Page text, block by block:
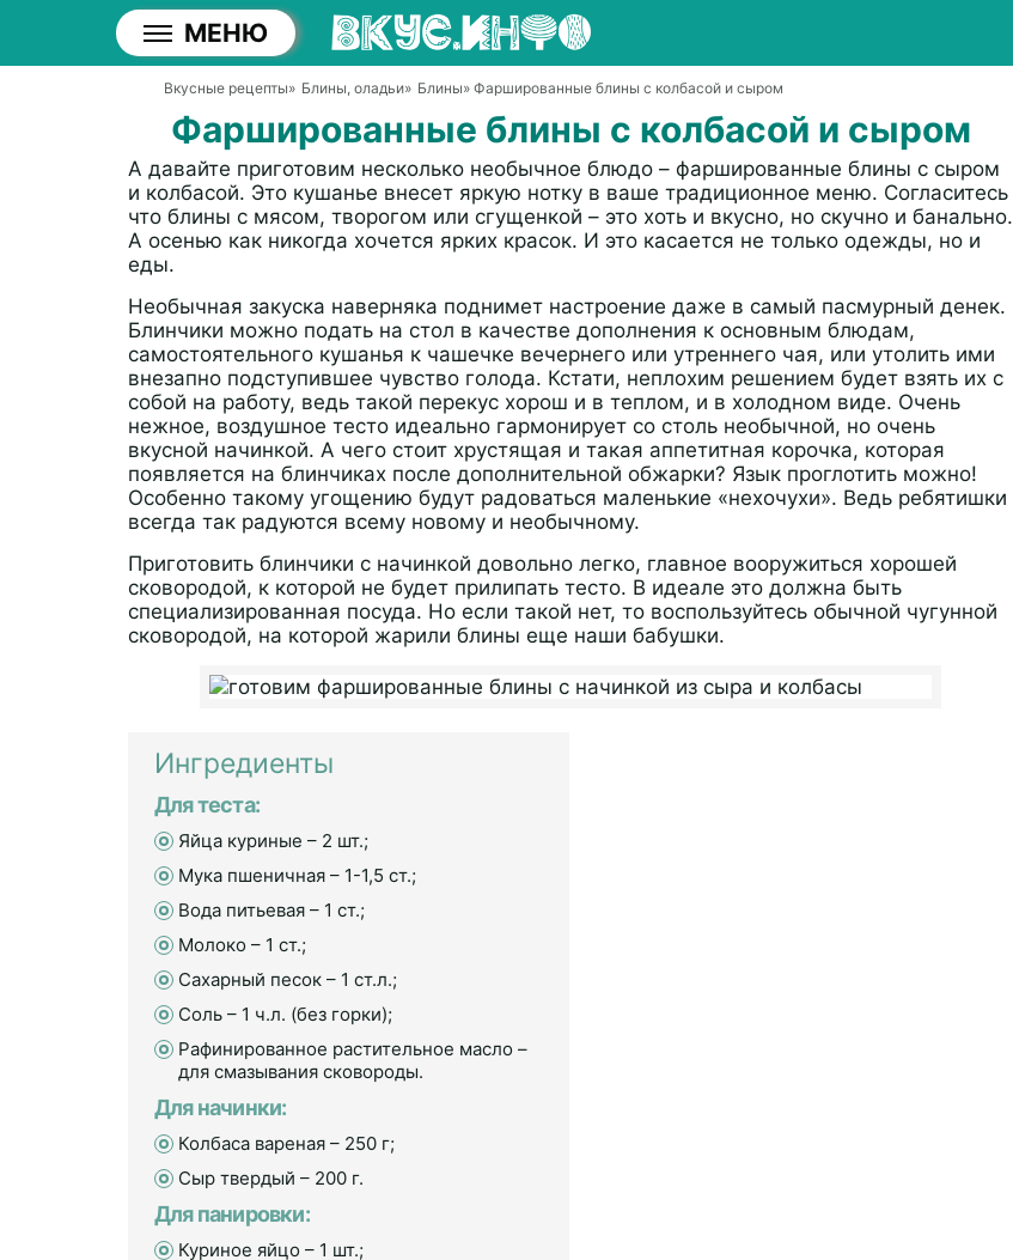
МЕНЮ
Вкусные рецепты» Блины, оладьи» Блины» Фаршированные блины с колбасой и сыром
Фаршированные блины с колбасой и сыром
А давайте приготовим несколько необычное блюдо – фаршированные блины с сыром
и колбасой. Это кушанье внесет яркую нотку в ваше традиционное меню. Согласитесь
что блины с мясом, творогом или сгущенкой – это хоть и вкусно, но скучно и банально.
А осенью как никогда хочется ярких красок. И это касается не только одежды, но и
еды.
Необычная закуска наверняка поднимет настроение даже в самый пасмурный денек.
Блинчики можно подать на стол в качестве дополнения к основным блюдам,
самостоятельного кушанья к чашечке вечернего или утреннего чая, или утолить ими
внезапно подступившее чувство голода. Кстати, неплохим решением будет взять их с
собой на работу, ведь такой перекус хорош и в теплом, и в холодном виде. Очень
нежное, воздушное тесто идеально гармонирует со столь необычной, но очень
вкусной начинкой. А чего стоит хрустящая и такая аппетитная корочка, которая
появляется на блинчиках после дополнительной обжарки? Язык проглотить можно!
Особенно такому угощению будут радоваться маленькие «нехочухи». Ведь ребятишки
всегда так радуются всему новому и необычному.
Приготовить блинчики с начинкой довольно легко, главное вооружиться хорошей
сковородой, к которой не будет прилипать тесто. В идеале это должна быть
специализированная посуда. Но если такой нет, то воспользуйтесь обычной чугунной
сковородой, на которой жарили блины еще наши бабушки.
Ингредиенты
Для теста:
Яйца куриные – 2 шт.;
Мука пшеничная – 1-1,5 ст.;
Вода питьевая – 1 ст.;
Молоко – 1 ст.;
Сахарный песок – 1 ст.л.;
Соль – 1 ч.л. (без горки);
Рафинированное растительное масло –
для смазывания сковороды.
Для начинки:
Колбаса вареная – 250 г;
Сыр твердый – 200 г.
Для панировки:
Куриное яйцо – 1 шт.;